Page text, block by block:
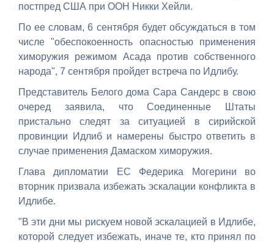
постпред США при ООН Никки Хейли.
По ее словам, 6 сентября будет обсуждаться в том
числе "обеспокоенность опасностью применения
химоружия режимом Асада против собственного
народа", 7 сентября пройдет встреча по Идлибу.
Представитель Белого дома Сара Сандерс в свою
очеред заявила, что Соединенные Штаты
пристально следят за ситуацией в сирийской
провинции Идлиб и намерены быстро ответить в
случае применения Дамаском химоружия.
Глава дипломатии ЕС Федерика Могерини во
вторник призвала избежать эскалации конфликта в
Идлибе.
"В эти дни мы рискуем новой эскалацией в Идлибе,
которой следует избежать, иначе те, кто принял по